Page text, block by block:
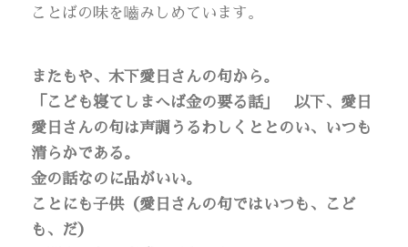
ことばの味を嚙みしめています。
またもや、木下愛日さんの句から。
「こども寝てしまへば金の要る話」 以下、愛日
愛日さんの句は声調うるわしくととのい、いつも
清らかである。
金の話なのに品がいい。
ことにも子供（愛日さんの句ではいつも、こど
も、だ）